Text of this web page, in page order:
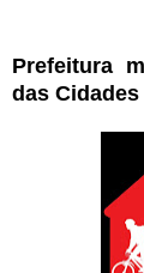
Prefeitura
das